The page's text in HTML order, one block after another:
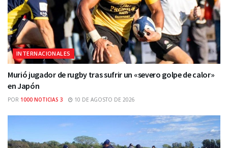
INTERNACIONALES
Murió jugador de rugby tras sufrir un «severo golpe de calor»
en Japón
POR 1000 NOTICIAS 3 10 DE AGOSTO DE 2026